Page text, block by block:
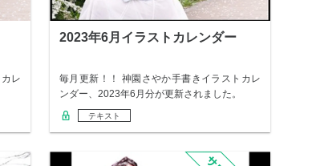
レ
2023年6月イラストカレンダー
毎月更新！！ 神園さやか手書きイラストカレ
ンダー、2023年6月分が更新されました。
テキスト